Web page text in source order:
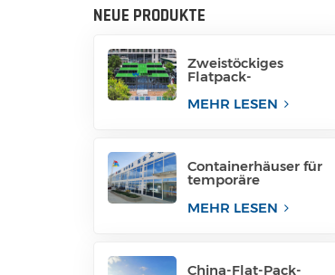
NEUE PRODUKTE
Zweistöckiges
Flatpack-
Containerhaus aus
China
MEHR LESEN
Containerhäuser für
temporäre
MEHR LESEN
China-Flat-Pack-